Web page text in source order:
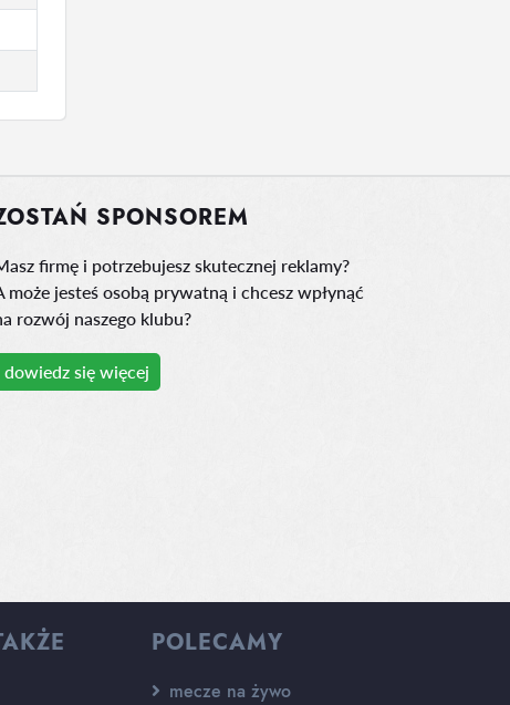
SPONSOREM
firmę i potrzebujesz skutecznej reklamy?
może jesteś osobą prywatną i chcesz wpłynąć
rozwój naszego klubu?
dowiedz się więcej
POLECAMY
mecze na żywo